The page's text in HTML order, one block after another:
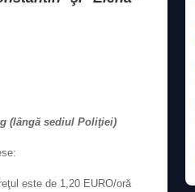
(lângă sediul Poliţiei)
este de 1,20 EURO/oră